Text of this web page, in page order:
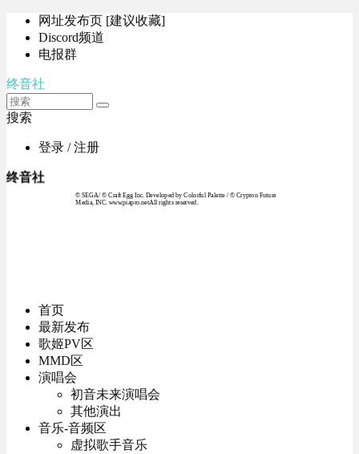
网址发布页 [建议收藏]
Discord频道
电报群
终音社
搜索
登录 / 注册
终音社
© SEGA / © Craft Egg Inc. Developed by Colorful Palette / © Crypton Future
Media, INC. www.piapro.netAll rights reserved.
首页
最新发布
歌姬PV区
MMD区
演唱会
初音未来演唱会
其他演出
音乐-音频区
虚拟歌手音乐